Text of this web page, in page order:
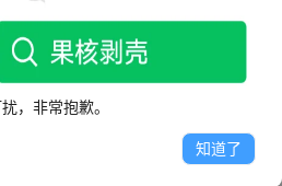
，什么都没有留下～
，非常抱歉。
知道了